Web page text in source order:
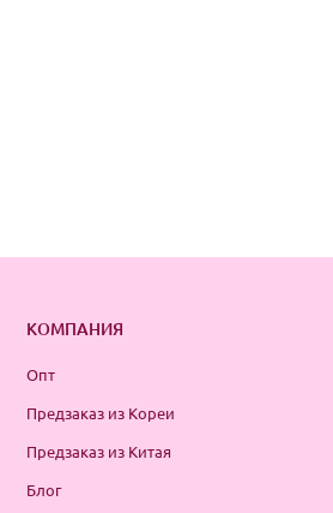
КОМПАНИЯ
Опт
Предзаказ из Кореи
Предзаказ из Китая
Блог